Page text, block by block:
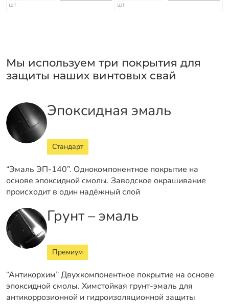
шт шт
Мы используем три покрытия для
защиты наших винтовых свай
Эпоксидная эмаль
Стандарт
“Эмаль ЭП-140”. Однокомпонентное покрытие на
основе эпоксидной смолы. Заводское окрашивание
происходит в один надёжный слой
Грунт – эмаль
Премиум
“Антикорхим” Двухкомпонентное покрытие на основе
эпоксидной смолы. Химстойкая грунт-эмаль для
антикоррозионной и гидроизоляционной защиты